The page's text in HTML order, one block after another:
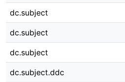
dc.subject
dc.subject
dc.subject
dc.subject.ddc